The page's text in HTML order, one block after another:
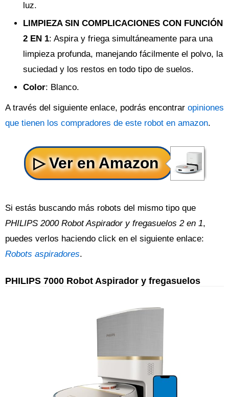
luz.
LIMPIEZA SIN COMPLICACIONES CON FUNCIÓN
2 EN 1: Aspira y friega simultáneamente para una
limpieza profunda, manejando fácilmente el polvo, la
suciedad y los restos en todo tipo de suelos.
Color: Blanco.
A través del siguiente enlace, podrás encontrar opiniones
que tienen los compradores de este robot en amazon.
Si estás buscando más robots del mismo tipo que
PHILIPS 2000 Robot Aspirador y fregasuelos 2 en 1,
puedes verlos haciendo click en el siguiente enlace:
Robots aspiradores.
PHILIPS 7000 Robot Aspirador y fregasuelos